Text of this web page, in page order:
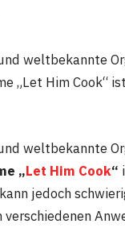
weltbekannte
„Let Him Cook“
weltbekannte
„Let Him Cook“
jedoch